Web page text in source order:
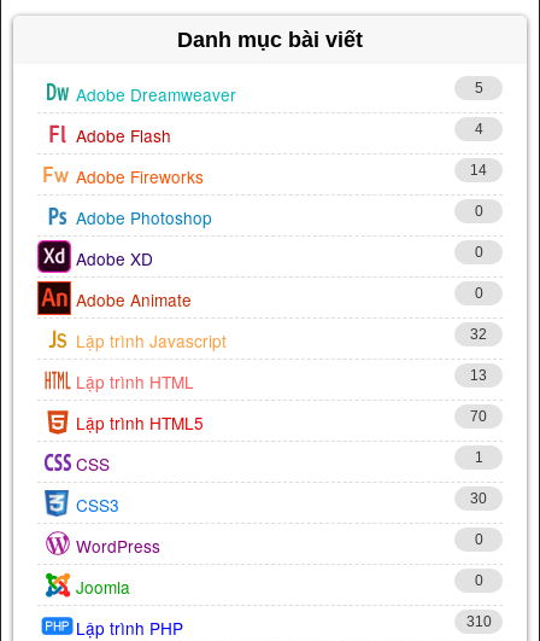
Danh mục bài viết
Adobe Dreamweaver 5
Adobe Flash 4
Adobe Fireworks 14
Adobe Photoshop 0
Adobe XD 0
Adobe Animate 0
Lập trình Javascript 32
Lập trình HTML 13
Lập trình HTML5 70
CSS 1
CSS3 30
WordPress 0
Joomla 0
Lập trình PHP 310